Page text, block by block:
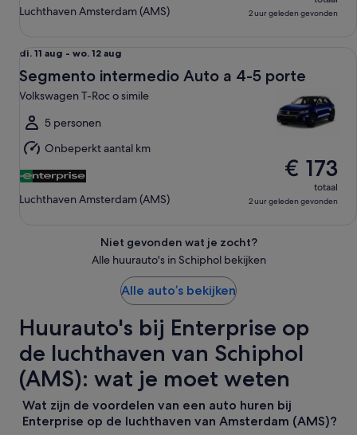
Luchthaven Amsterdam (AMS) 2 uur geleden gevonden
di.
11
aug
tot
wo.
12
aug
di. 11 aug - wo. 12 aug
Segmento intermedio Auto a 4-5 porte
Volkswagen T-Roc o simile
5 personen
Onbeperkt aantal km
Luchthaven Amsterdam (AMS)
€ 173
totaal
2 uur geleden gevonden
Niet gevonden wat je zocht?
Alle huurauto's in Schiphol bekijken
Alle auto’s bekijken
Huurauto's bij Enterprise op
de luchthaven van Schiphol
(AMS): wat je moet weten
Wat zijn de voordelen van een auto huren bij
Enterprise op de luchthaven van Amsterdam (AMS)?